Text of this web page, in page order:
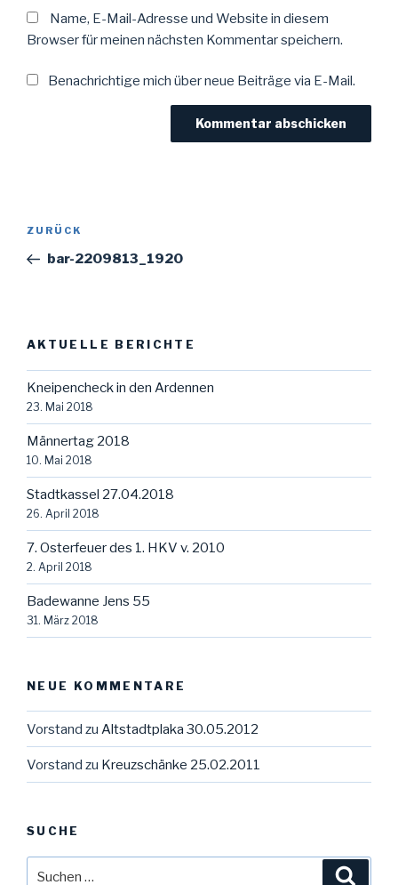
Name, E-Mail-Adresse und Website in diesem
Browser für meinen nächsten Kommentar speichern.
Benachrichtige mich über neue Beiträge via E-Mail.
Beitragsnavigation
Vorheriger
Beitrag
ZURÜCK
bar-2209813_1920
AKTUELLE BERICHTE
Kneipencheck in den Ardennen
23. Mai 2018
Männertag 2018
10. Mai 2018
Stadtkassel 27.04.2018
26. April 2018
7. Osterfeuer des 1. HKV v. 2010
2. April 2018
Badewanne Jens 55
31. März 2018
NEUE KOMMENTARE
Vorstand zu Altstadtplaka 30.05.2012
Vorstand zu Kreuzschänke 25.02.2011
SUCHE